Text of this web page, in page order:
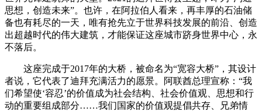
思想，创造未来”。也许，在阿拉伯人看来，再丰厚的石油储
备也有耗尽的一天，唯有抢先立于世界科技发展的前沿、创造
出超越时代的伟大建筑，才能保证这座城市跻身世界中心，永
不落后。
这座完成于2017年的大桥，被命名为“宽容大桥”，其设计
者说，它代表了迪拜充满活力的愿景。阿联酋总理宣称：“我
们希望使‘容忍’的价值成为社会结构、社会价值观、思想和行
动的重要组成部分……我们国家的价值观提倡共存、兄弟情